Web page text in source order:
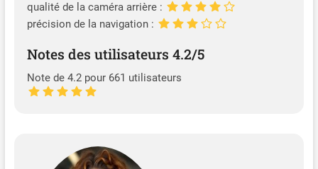
qualité de la caméra arrière :
précision de la navigation :
Notes des utilisateurs 4.2/5
Note de 4.2 pour 661 utilisateurs